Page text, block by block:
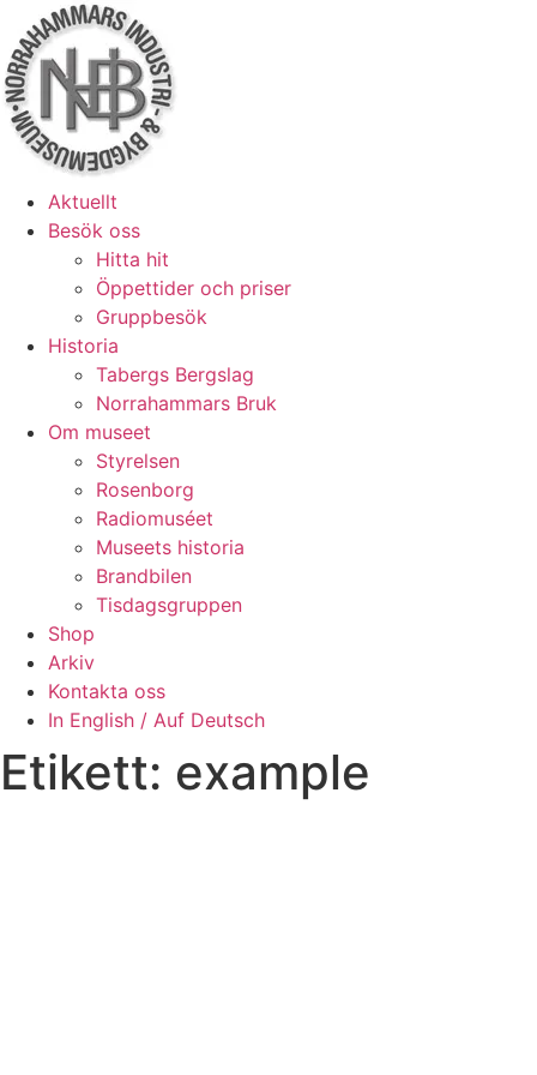
Hoppa
till
innehåll
Aktuellt
Besök oss
Hitta hit
Öppettider och priser
Gruppbesök
Historia
Tabergs Bergslag
Norrahammars Bruk
Om museet
Styrelsen
Rosenborg
Radiomuséet
Museets historia
Brandbilen
Tisdagsgruppen
Shop
Arkiv
Kontakta oss
In English / Auf Deutsch
Etikett: example